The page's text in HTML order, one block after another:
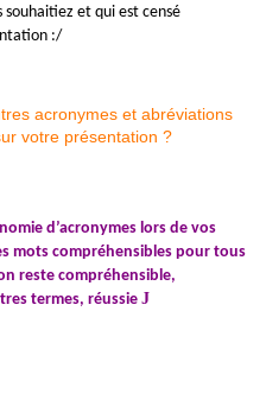
souhaitiez et qui est censé
:/
d’acronymes lors de vos
mots compréhensibles pour tous
reste compréhensible,
termes, réussie J